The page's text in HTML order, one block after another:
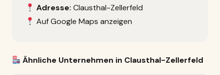
Adresse: Clausthal-Zellerfeld
Auf Google Maps anzeigen
Ähnliche Unternehmen in Clausthal-Zellerfeld